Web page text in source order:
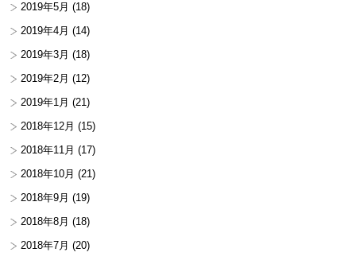
2019年5月 (18)
2019年4月 (14)
2019年3月 (18)
2019年2月 (12)
2019年1月 (21)
2018年12月 (15)
2018年11月 (17)
2018年10月 (21)
2018年9月 (19)
2018年8月 (18)
2018年7月 (20)